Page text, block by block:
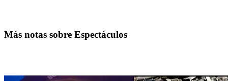
Más notas sobre Espectáculos